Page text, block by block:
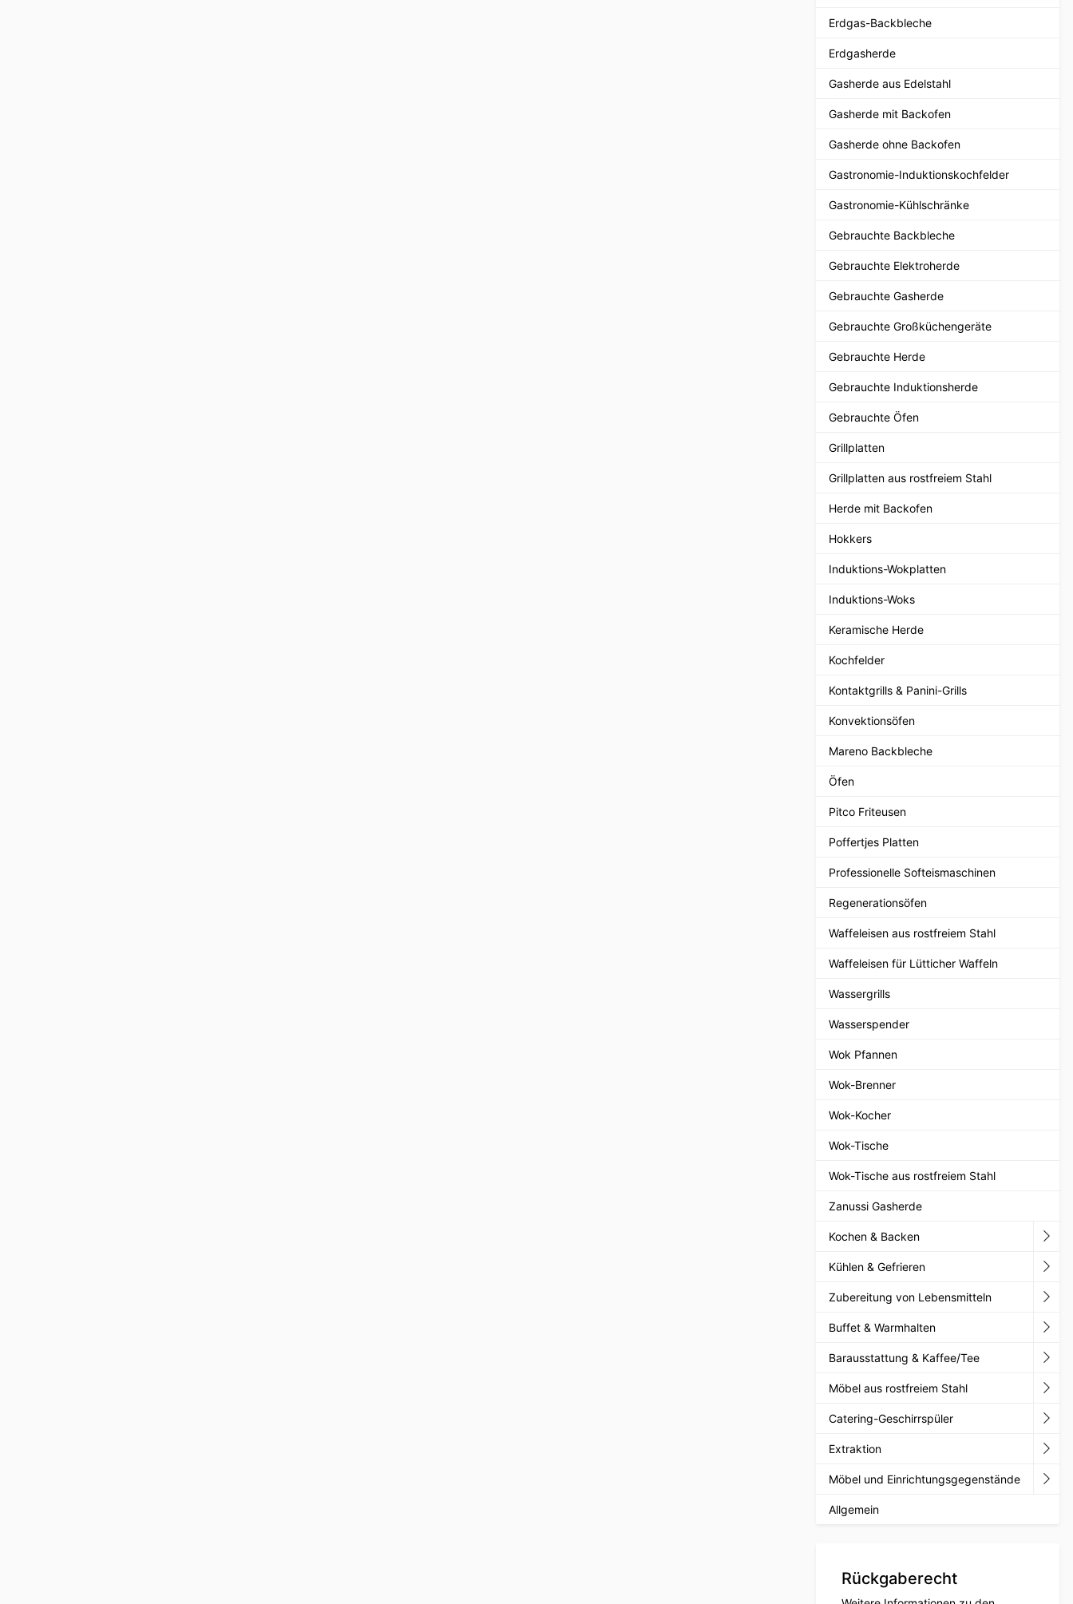
Erdgas-Backbleche
Erdgasherde
Gasherde aus Edelstahl
Gasherde mit Backofen
Gasherde ohne Backofen
Gastronomie-Induktionskochfelder
Gastronomie-Kühlschränke
Gebrauchte Backbleche
Gebrauchte Elektroherde
Gebrauchte Gasherde
Gebrauchte Großküchengeräte
Gebrauchte Herde
Gebrauchte Induktionsherde
Gebrauchte Öfen
Grillplatten
Grillplatten aus rostfreiem Stahl
Herde mit Backofen
Hokkers
Induktions-Wokplatten
Induktions-Woks
Keramische Herde
Kochfelder
Kontaktgrills & Panini-Grills
Konvektionsöfen
Mareno Backbleche
Öfen
Pitco Friteusen
Poffertjes Platten
Professionelle Softeismaschinen
Regenerationsöfen
Waffeleisen aus rostfreiem Stahl
Waffeleisen für Lütticher Waffeln
Wassergrills
Wasserspender
Wok Pfannen
Wok-Brenner
Wok-Kocher
Wok-Tische
Wok-Tische aus rostfreiem Stahl
Zanussi Gasherde
Kochen & Backen
Kühlen & Gefrieren
Zubereitung von Lebensmitteln
Buffet & Warmhalten
Barausstattung & Kaffee/Tee
Möbel aus rostfreiem Stahl
Catering-Geschirrspüler
Extraktion
Möbel und Einrichtungsgegenstände
Allgemein
Rückgaberecht